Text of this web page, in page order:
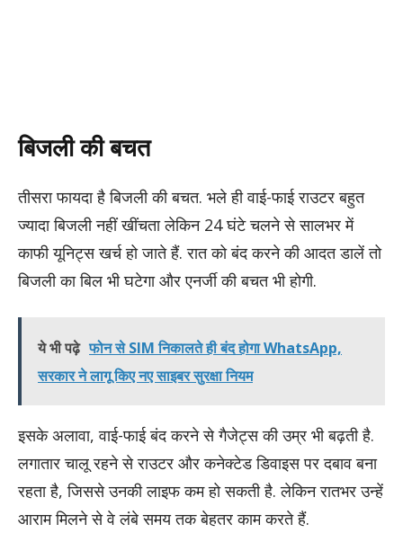
बिजली की बचत
तीसरा फायदा है बिजली की बचत. भले ही वाई-फाई राउटर बहुत
ज्यादा बिजली नहीं खींचता लेकिन 24 घंटे चलने से सालभर में
काफी यूनिट्स खर्च हो जाते हैं. रात को बंद करने की आदत डालें तो
बिजली का बिल भी घटेगा और एनर्जी की बचत भी होगी.
ये भी पढ़े फोन से SIM निकालते ही बंद होगा WhatsApp,
सरकार ने लागू किए नए साइबर सुरक्षा नियम
इसके अलावा, वाई-फाई बंद करने से गैजेट्स की उम्र भी बढ़ती है.
लगातार चालू रहने से राउटर और कनेक्टेड डिवाइस पर दबाव बना
रहता है, जिससे उनकी लाइफ कम हो सकती है. लेकिन रातभर उन्हें
आराम मिलने से वे लंबे समय तक बेहतर काम करते हैं.